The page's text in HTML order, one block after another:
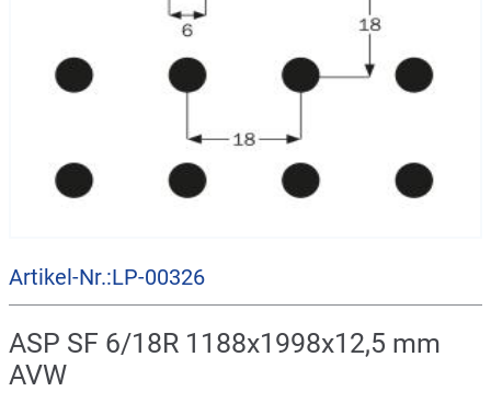
Artikel-Nr.:LP-00326
ASP SF 6/18R 1188x1998x12,5 mm
AVW